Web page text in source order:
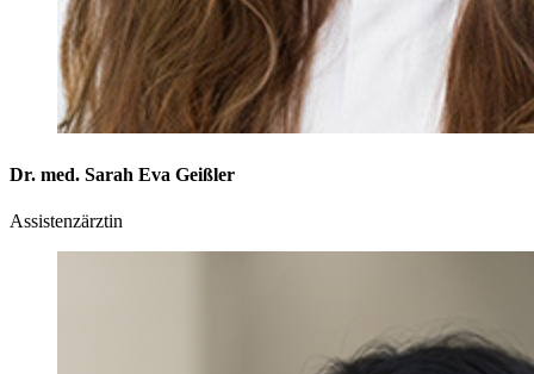
Dr. med. Sarah Eva Geißler
Assistenzärztin